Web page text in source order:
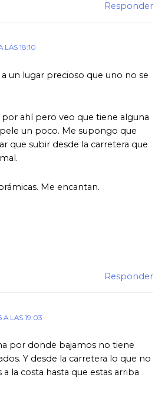
Responder
LAS 18:10
un lugar precioso que uno no se
por ahí pero veo que tiene alguna
un poco. Me supongo que
que subir desde la carretera que
Me encantan.
Responder
LAS 19:03
por donde bajamos no tiene
Y desde la carretera lo que no
a la costa hasta que estas arriba